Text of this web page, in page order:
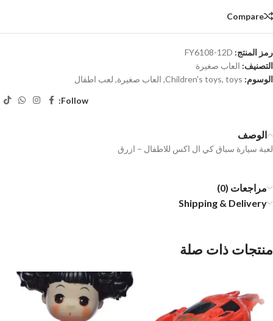
Compare
رمز المنتج: FY6108-12D
التصنيف: العاب صغيرة
الوسوم:
Children's toys, toys
, العاب صغيرة, لعب اطفال
Follow:
الوصف
لعبة سيارة سباق كي ال اكس للاطفال – ازرق
مراجعات (0)
Shipping & Delivery
منتجات ذات صلة